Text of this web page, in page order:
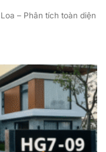
– Phân tích toàn diện